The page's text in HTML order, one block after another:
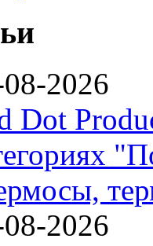
2026
Dot
2026